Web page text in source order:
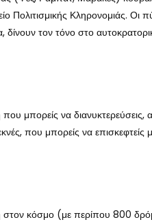
Πολιτισμικής Κληρονομιάς.
τον τόνο στο
που μπορείς να
που μπορείς να επισκεφτείς
στον κόσμο (με περίπου 800